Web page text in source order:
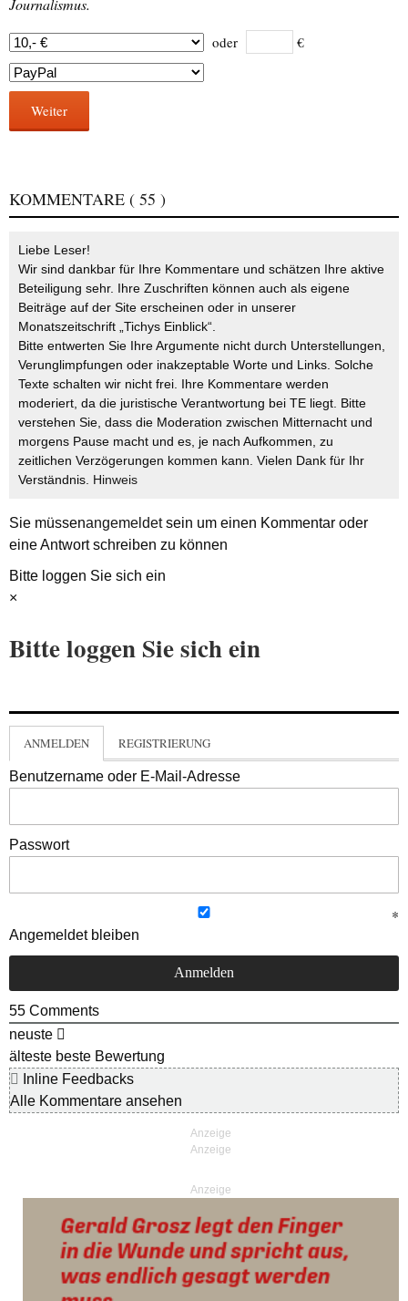
Journalismus.
oder €
Weiter
KOMMENTARE ( 55 )
Liebe Leser!
Wir sind dankbar für Ihre Kommentare und schätzen Ihre aktive
Beteiligung sehr. Ihre Zuschriften können auch als eigene
Beiträge auf der Site erscheinen oder in unserer
Monatszeitschrift „Tichys Einblick“.
Bitte entwerten Sie Ihre Argumente nicht durch Unterstellungen,
Verunglimpfungen oder inakzeptable Worte und Links. Solche
Texte schalten wir nicht frei. Ihre Kommentare werden
moderiert, da die juristische Verantwortung bei TE liegt. Bitte
verstehen Sie, dass die Moderation zwischen Mitternacht und
morgens Pause macht und es, je nach Aufkommen, zu
zeitlichen Verzögerungen kommen kann. Vielen Dank für Ihr
Verständnis. Hinweis
Sie müssenangemeldetsein um einen Kommentar oder
eine Antwort schreiben zu können
Bitte loggen Sie sich ein
×
Bitte loggen Sie sich ein
ANMELDEN REGISTRIERUNG
Benutzername oder E-Mail-Adresse
Passwort
Angemeldet bleiben
55 Comments
neuste
älteste beste Bewertung
Inline Feedbacks
Alle Kommentare ansehen
Anzeige